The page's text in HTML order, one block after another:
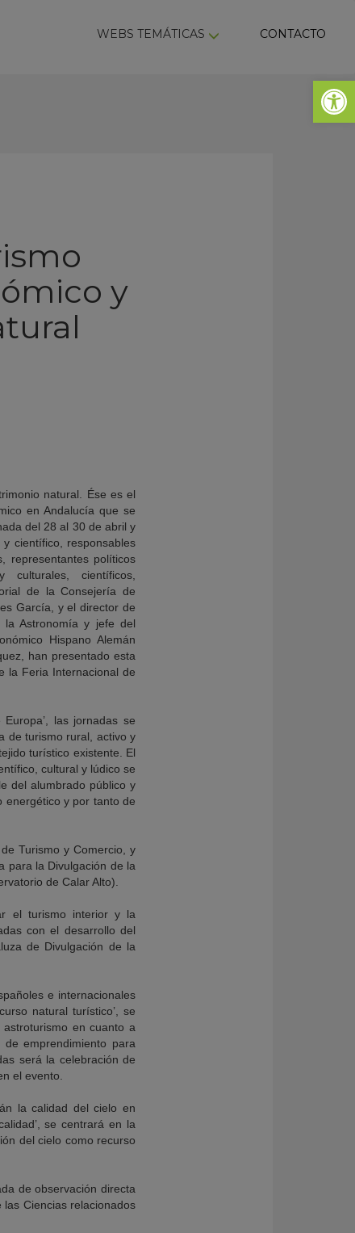
Abrir
WEBS TEMÁTICAS CONTACTO
y
natural. Ése es el
en Andalucía que se
del 28 al 30 de abril y
científico, responsables
representantes políticos
científicos,
de la Consejería de
García, y el director de
la Astronomía y jefe del
Hispano Alemán
han presentado esta
la Feria Internacional de
las jornadas se
de turismo rural, activo y
turístico existente. El
cultural y lúdico se
del alumbrado público y
energético y por tanto de
Turismo y Comercio, y
para la Divulgación de la
de Calar Alto).
el turismo interior y la
con el desarrollo del
de Divulgación de la
e internacionales
natural turístico’, se
en cuanto a
emprendimiento para
será la celebración de
el evento.
la calidad del cielo en
se centrará en la
del cielo como recurso
de observación directa
Ciencias relacionados